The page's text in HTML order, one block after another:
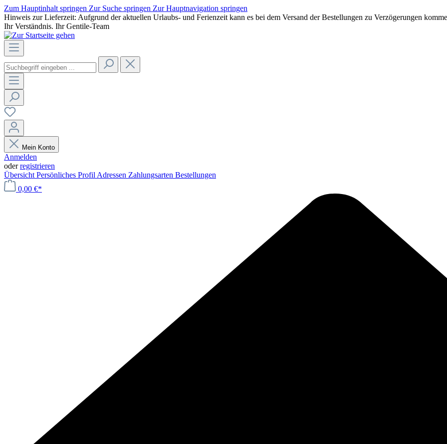
Zum Hauptinhalt springen Zur Suche springen Zur Hauptnavigation springen
Hinweis zur Lieferzeit: Aufgrund der aktuellen Urlaubs- und Ferienzeit kann es bei dem Versand der Bestellungen zu Verzögerungen
Ihr Verständnis. Ihr Gentile-Team
Mein Konto
Anmelden
oderregistrieren
Übersicht Persönliches Profil Adressen Zahlungsarten Bestellungen
0,00 €*